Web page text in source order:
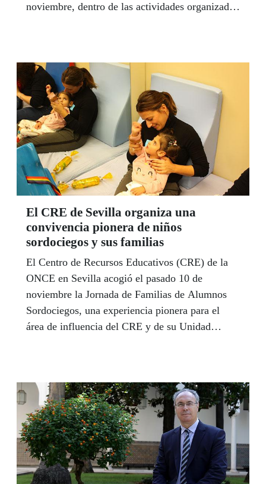
noviembre, dentro de las actividades organizadas
del pintor hispalense.
El CRE de Sevilla organiza una
convivencia pionera de niños
sordociegos y sus familias
El Centro de Recursos Educativos (CRE) de la
ONCE en Sevilla acogió el pasado 10 de
noviembre la Jornada de Familias de Alumnos
Sordociegos, una experiencia pionera para el
área de influencia del CRE y de su Unidad
discapacidades añadidas, junto a padres y
hermanos. EL CRE también ha celebrado en las
últimas semanas un encuentro de alumnos para
aprender cómo reaccionar ante un posible
incendio y otras de sus jornadas lúdico-
deportivas.